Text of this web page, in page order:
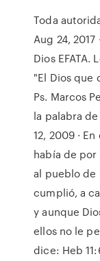
Toda
Aug 24,
Dios EFATA.
"El Dios que
Ps. Marcos
la palabra de
12, 2009 ·
había de
al pueblo de
cumplió, a
y aunque
ellos no le
dice: Heb